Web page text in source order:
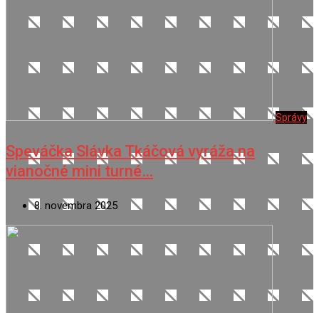
Správy
Speváčka Slávka Tkáčová vyráža na
vianočné mini turné…
8. novembra 2025